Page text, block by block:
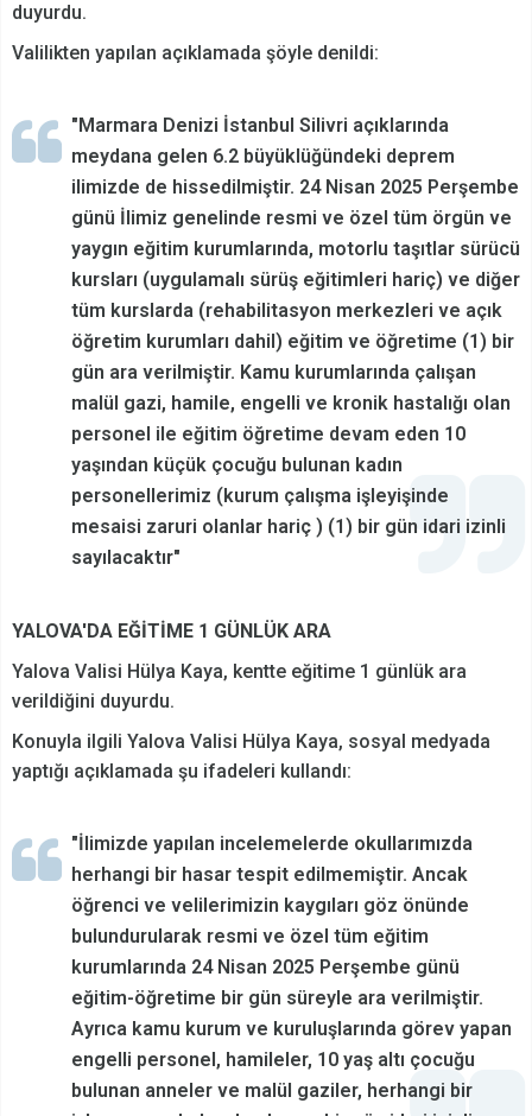
duyurdu.
Valilikten yapılan açıklamada şöyle denildi:
"Marmara Denizi İstanbul Silivri açıklarında
meydana gelen 6.2 büyüklüğündeki deprem
ilimizde de hissedilmiştir. 24 Nisan 2025 Perşembe
günü İlimiz genelinde resmi ve özel tüm örgün ve
yaygın eğitim kurumlarında, motorlu taşıtlar sürücü
kursları (uygulamalı sürüş eğitimleri hariç) ve diğer
tüm kurslarda (rehabilitasyon merkezleri ve açık
öğretim kurumları dahil) eğitim ve öğretime (1) bir
gün ara verilmiştir. Kamu kurumlarında çalışan
malül gazi, hamile, engelli ve kronik hastalığı olan
personel ile eğitim öğretime devam eden 10
yaşından küçük çocuğu bulunan kadın
personellerimiz (kurum çalışma işleyişinde
mesaisi zaruri olanlar hariç ) (1) bir gün idari izinli
sayılacaktır"
YALOVA'DA EĞİTİME 1 GÜNLÜK ARA
Yalova Valisi Hülya Kaya, kentte eğitime 1 günlük ara
verildiğini duyurdu.
Konuyla ilgili Yalova Valisi Hülya Kaya, sosyal medyada
yaptığı açıklamada şu ifadeleri kullandı:
"İlimizde yapılan incelemelerde okullarımızda
herhangi bir hasar tespit edilmemiştir. Ancak
öğrenci ve velilerimizin kaygıları göz önünde
bulundurularak resmi ve özel tüm eğitim
kurumlarında 24 Nisan 2025 Perşembe günü
eğitim-öğretime bir gün süreyle ara verilmiştir.
Ayrıca kamu kurum ve kuruluşlarında görev yapan
engelli personel, hamileler, 10 yaş altı çocuğu
bulunan anneler ve malül gaziler, herhangi bir